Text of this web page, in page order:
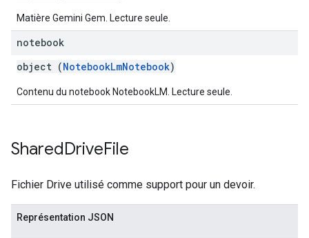
Matière Gemini Gem. Lecture seule.
notebook
object (NotebookLmNotebook)
Contenu du notebook NotebookLM. Lecture seule.
SharedDriveFile
Fichier Drive utilisé comme support pour un devoir.
Représentation JSON